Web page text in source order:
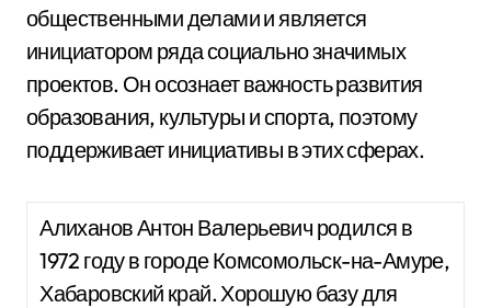
общественными делами и является
инициатором ряда социально значимых
проектов. Он осознает важность развития
образования, культуры и спорта, поэтому
поддерживает инициативы в этих сферах.
Алиханов Антон Валерьевич родился в
1972 году в городе Комсомольск-на-Амуре,
Хабаровский край. Хорошую базу для